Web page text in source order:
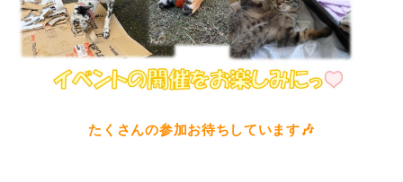
たくさんの参加お待ちしています🎶